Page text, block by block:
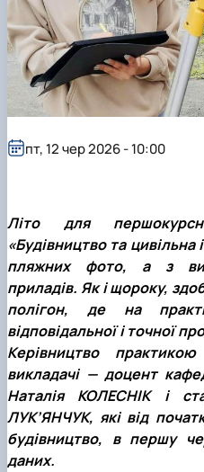
Літо для
«Будівництво та
пляжних фото, а з
приладів. Як і щороку,
полігон, де на
відповідальної і точної
Керівництво
викладачі — доцент
Наталія КОЛЕСНІК і
ЛУК’ЯНЧУК, які від
будівництво, в першу
даних.
пт, 12 чер 2026 - 10:00